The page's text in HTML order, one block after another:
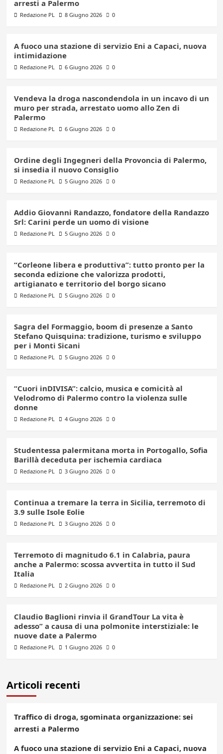
arresti a Palermo
Redazione PL 8 Giugno 2026 0
A fuoco una stazione di servizio Eni a Capaci, nuova
intimidazione
Redazione PL 6 Giugno 2026 0
Vendeva la droga nascondendola in un incavo di un
muro per strada, arrestato uomo allo Zen di
Palermo
Redazione PL 6 Giugno 2026 0
Ordine degli Ingegneri della Provoncia di Palermo,
si insedia il nuovo Consiglio
Redazione PL 5 Giugno 2026 0
Addio Giovanni Randazzo, fondatore della Randazzo
Srl: Carini perde un uomo di visione
Redazione PL 5 Giugno 2026 0
“Corleone libera e produttiva”: tutto pronto per la
seconda edizione che valorizza prodotti,
artigianato e territorio del borgo sicano
Redazione PL 5 Giugno 2026 0
Sagra del Formaggio, boom di presenze a Santo
Stefano Quisquina: tradizione, turismo e sviluppo
per i Monti Sicani
Redazione PL 5 Giugno 2026 0
“Cuori inDIVISA”: calcio, musica e comicità al
Velodromo di Palermo contro la violenza sulle
donne
Redazione PL 4 Giugno 2026 0
Studentessa palermitana morta in Portogallo, Sofia
Barillà deceduta per ischemia cardiaca
Redazione PL 3 Giugno 2026 0
Continua a tremare la terra in Sicilia, terremoto di
3.9 sulle Isole Eolie
Redazione PL 3 Giugno 2026 0
Terremoto di magnitudo 6.1 in Calabria, paura
anche a Palermo: scossa avvertita in tutto il Sud
Italia
Redazione PL 2 Giugno 2026 0
Claudio Baglioni rinvia il GrandTour La vita è
adesso” a causa di una polmonite interstiziale: le
nuove date a Palermo
Redazione PL 1 Giugno 2026 0
Articoli recenti
Traffico di droga, sgominata organizzazione: sei
arresti a Palermo
A fuoco una stazione di servizio Eni a Capaci, nuova